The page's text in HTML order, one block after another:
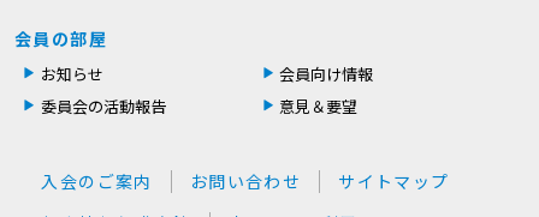
会員の部屋
お知らせ
会員向け情報
委員会の活動報告
意見＆要望
入会のご案内 お問い合わせ
サイトマップ